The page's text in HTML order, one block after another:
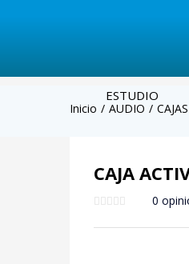
ESTUDIO
Inicio AUDIO
CAJA
0